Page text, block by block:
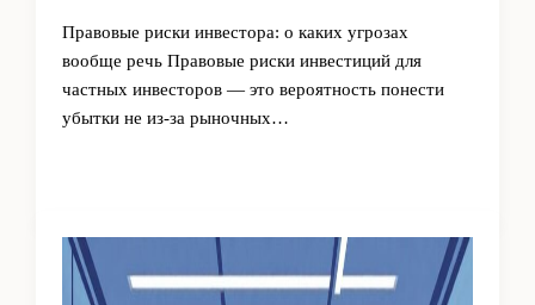
Правовые риски инвестора: о каких угрозах
вообще речь Правовые риски инвестиций для
частных инвесторов — это вероятность понести
убытки не из‑за рыночных…